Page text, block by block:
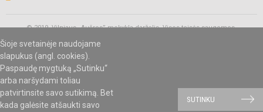
Šioje svetainėje naudojame
slapukus (angl. cookies).
Paspaudę mygtuką „Sutinku“
arba naršydami toliau
patvirtinsite savo sutikimą. Bet
kada galėsite atšaukti savo
SUTINKU
© 2019. Vilniaus „Aušros” mokykla-darželis. Visos teisės saugomos.
SVETAINESMOKYKLOMS.LT